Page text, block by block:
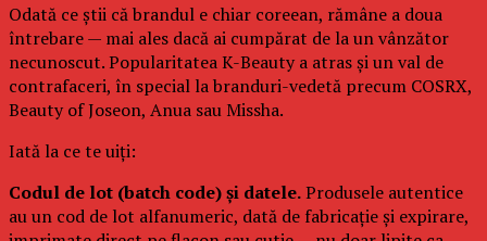
Odată ce știi că brandul e chiar coreean, rămâne a doua
întrebare — mai ales dacă ai cumpărat de la un vânzător
necunoscut. Popularitatea K-Beauty a atras și un val de
contrafaceri, în special la branduri-vedetă precum COSRX,
Beauty of Joseon, Anua sau Missha.
Iată la ce te uiți:
Codul de lot (batch code) și datele.Produsele autentice
au un cod de lot alfanumeric, dată de fabricație și expirare,